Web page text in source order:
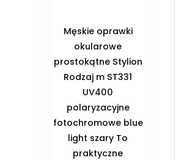
Męskie oprawki
okularowe
prostokątne Stylion
Rodzaj m ST331
UV400
polaryzacyjne
fotochromowe blue
light szary To
praktyczne